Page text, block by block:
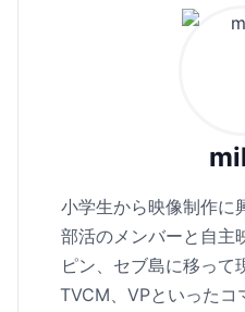
小学生から映像制作に
部活のメンバーと自主
ピン、セブ島に移って
TVCM、VPといったコ